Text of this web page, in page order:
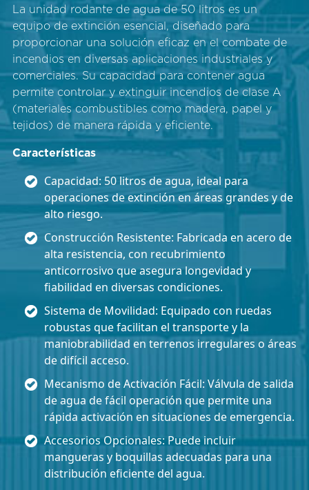
La unidad rodante de agua de 50 litros es un
equipo de extinción esencial, diseñado para
proporcionar una solución eficaz en el combate de
incendios en diversas aplicaciones industriales y
comerciales. Su capacidad para contener agua
permite controlar y extinguir incendios de clase A
(materiales combustibles como madera, papel y
tejidos) de manera rápida y eficiente.
Características
Capacidad: 50 litros de agua, ideal para
operaciones de extinción en áreas grandes y de
alto riesgo.
Construcción Resistente: Fabricada en acero de
alta resistencia, con recubrimiento
anticorrosivo que asegura longevidad y
fiabilidad en diversas condiciones.
Sistema de Movilidad: Equipado con ruedas
robustas que facilitan el transporte y la
maniobrabilidad en terrenos irregulares o áreas
de difícil acceso.
Mecanismo de Activación Fácil: Válvula de salida
de agua de fácil operación que permite una
rápida activación en situaciones de emergencia.
Accesorios Opcionales: Puede incluir
mangueras y boquillas adecuadas para una
distribución eficiente del agua.